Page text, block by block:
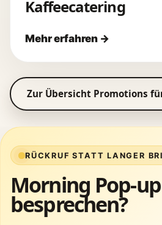
Kaffeecatering
Zur Übersicht Promotions
RÜCKRUF STATT LANGER
Morning Pop-
besprechen?